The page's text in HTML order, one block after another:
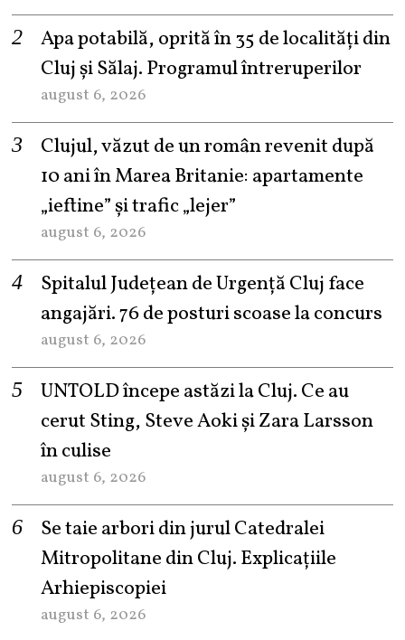
Apa potabilă, oprită în 35 de localități din
Cluj și Sălaj. Programul întreruperilor
august 6, 2026
Clujul, văzut de un român revenit după
10 ani în Marea Britanie: apartamente
„ieftine” și trafic „lejer”
august 6, 2026
Spitalul Județean de Urgență Cluj face
angajări. 76 de posturi scoase la concurs
august 6, 2026
UNTOLD începe astăzi la Cluj. Ce au
cerut Sting, Steve Aoki și Zara Larsson
în culise
august 6, 2026
Se taie arbori din jurul Catedralei
Mitropolitane din Cluj. Explicațiile
Arhiepiscopiei
august 6, 2026